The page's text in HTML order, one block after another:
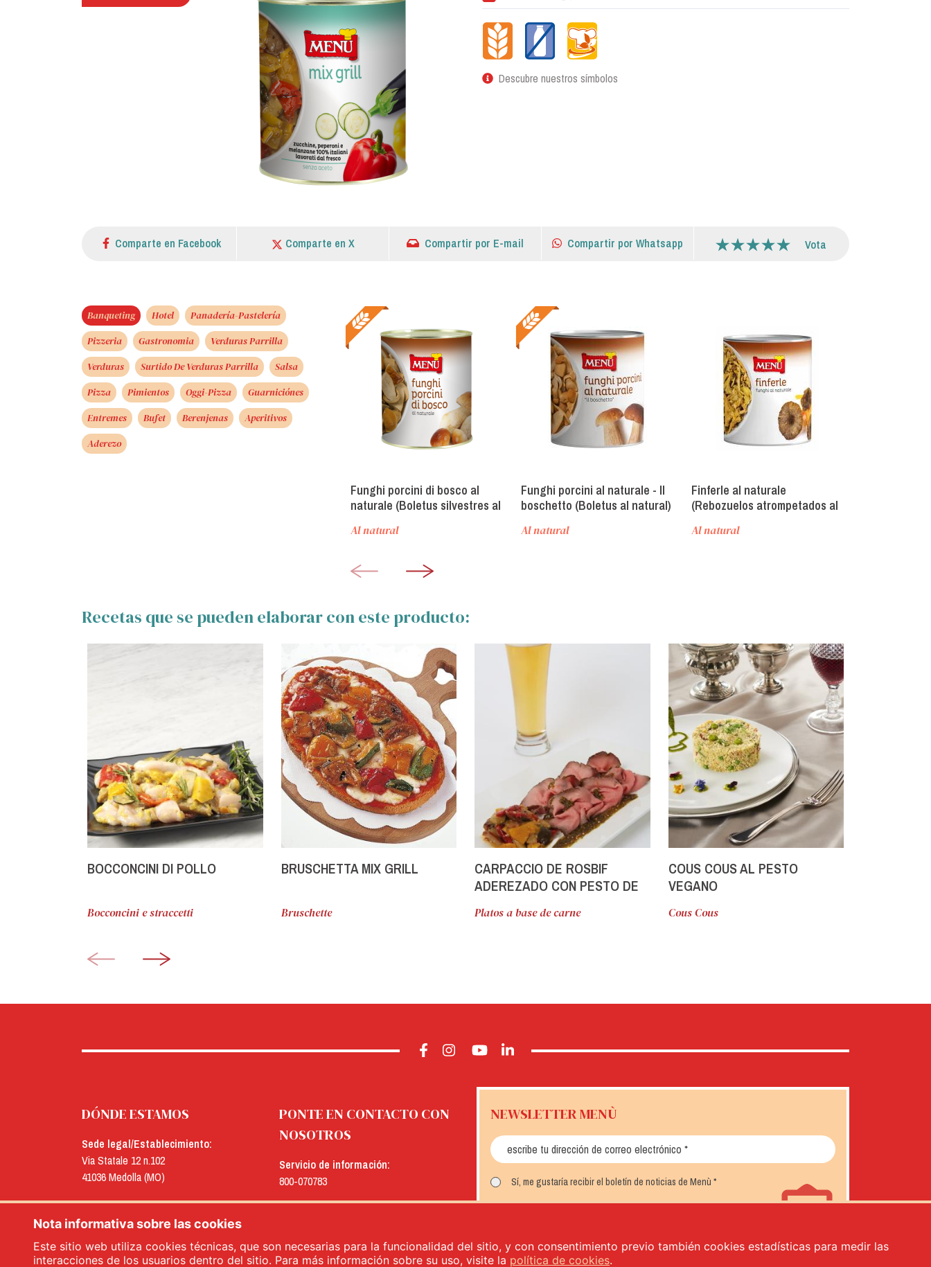
Descubre nuestros símbolos
Comparte en Facebook Comparte en X Compartir por E-mail Compartir por Whatsapp Vota
Banqueting Hotel
Panadería-Pastelería
Pizzeria
Gastronomia
Verduras Parrilla
Verduras
Surtido De Verduras Parrilla
Salsa
Pizza
Pimientos Oggi-Pizza
Guarniciónes
Entremes
Bufet Berenjenas
Aperitivos
Aderezo
Funghi porcini di bosco al
naturale (Boletus silvestres al
Al natural
Funghi porcini al naturale - Il
boschetto (Boletus al natural)
Al natural
Finferle al naturale
(Rebozuelos atrompetados al
Al natural
Recetas que se pueden elaborar con este producto:
BOCCONCINI DI POLLO
Bocconcini e straccetti
BRUSCHETTA MIX GRILL
Bruschette
CARPACCIO DE ROSBIF
ADEREZADO CON PESTO DE
GRILL
Platos a base de carne
COUS COUS AL PESTO
VEGANO
Cous Cous
DÓNDE ESTAMOS
Sede legal/Establecimiento:
Via Statale 12 n.102
41036 Medolla (MO)
Oficinas:
Via Concordia n.25
PONTE EN CONTACTO CON
NOSOTROS
Servicio de información:
800-070783
NEWSLETTER MENÙ
Sí, me gustaría recibir el boletín de noticias de Menù *
Nota informativa sobre las cookies
Este sitio web utiliza cookies técnicas, que son necesarias para la funcionalidad del sitio, y con consentimiento previo también cookies estadísticas para medir las
interacciones de los usuarios dentro del sitio. Para más información sobre su uso, visite la política de cookies.